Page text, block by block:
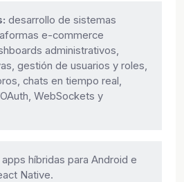
desarrollo de sistemas
e-commerce
administrativos,
gestión de usuarios y roles,
chats en tiempo real,
WebSockets y
apps híbridas para Android e
Native.